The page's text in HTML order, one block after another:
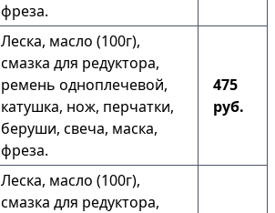
фреза.
Леска, масло (100г),
смазка для редуктора,
ремень одноплечевой,
катушка, нож, перчатки,
беруши, свеча, маска,
фреза.
475
руб.
Леска, масло (100г),
смазка для редуктора,